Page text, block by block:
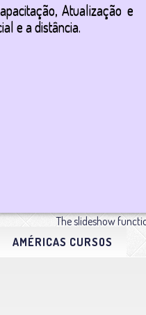
Atualização e
e a distância.
AMÉRICAS CURSOS